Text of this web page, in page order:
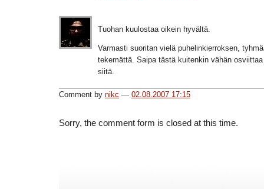
Tuohan kuulostaa oikein hyvältä.
Varmasti suoritan vielä puhelinkierroksen,
tekemättä. Saipa tästä kuitenkin vähän
siitä.
Comment by nikc — 02.08.2007 17:15
Sorry, the comment form is closed at this time.